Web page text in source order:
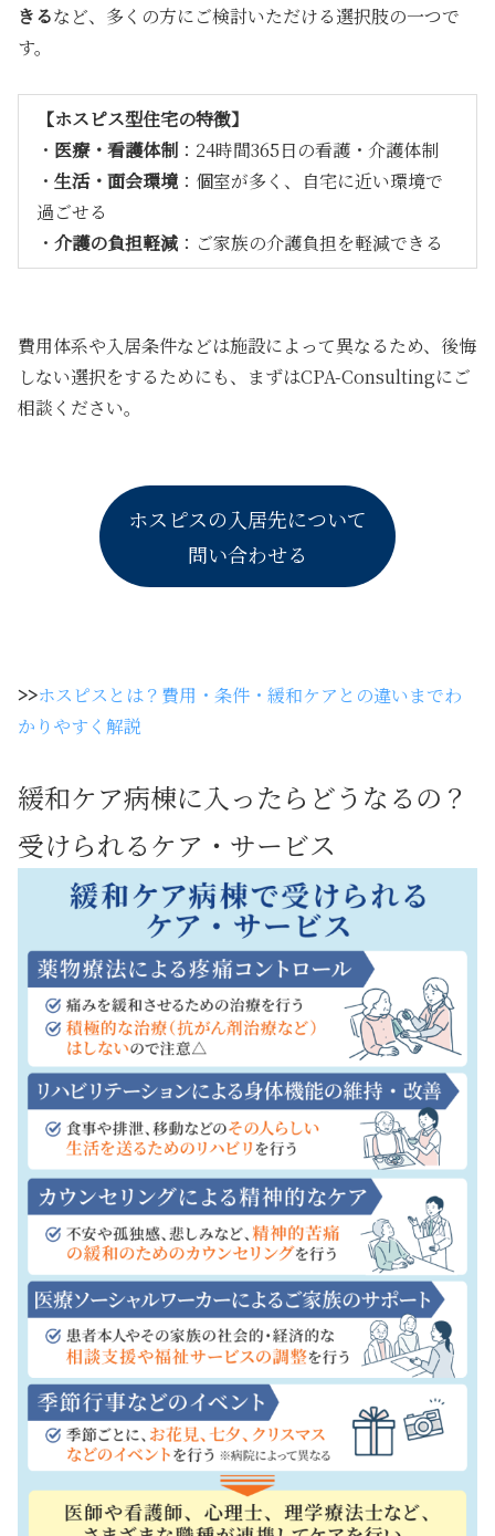
きるなど、多くの方にご検討いただける選択肢の一つで
す。
【ホスピス型住宅の特徴】
・ 医療・看護体制：24時間365日の看護・介護体制
・ 生活・面会環境 ：個室が多く、自宅に近い環境で
過ごせる
・ 介護の負担軽減 ：ご家族の介護負担を軽減できる
費用体系や入居条件などは施設によって異なるため、後悔
しない選択をするためにも、まずはCPA-Consultingにご
相談ください。
ホスピスの入居先について
問い合わせる
>>ホスピスとは？費用・条件・緩和ケアとの違いまでわ
かりやすく解説
緩和ケア病棟に入ったらどうなるの？
受けられるケア・サービス